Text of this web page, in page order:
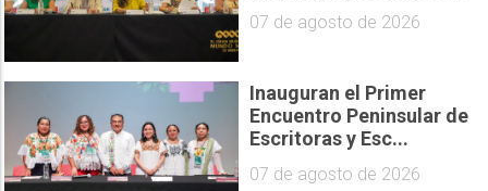
07 de agosto de 2026
Inauguran el Primer
Encuentro Peninsular de
Escritoras y Esc...
07 de agosto de 2026